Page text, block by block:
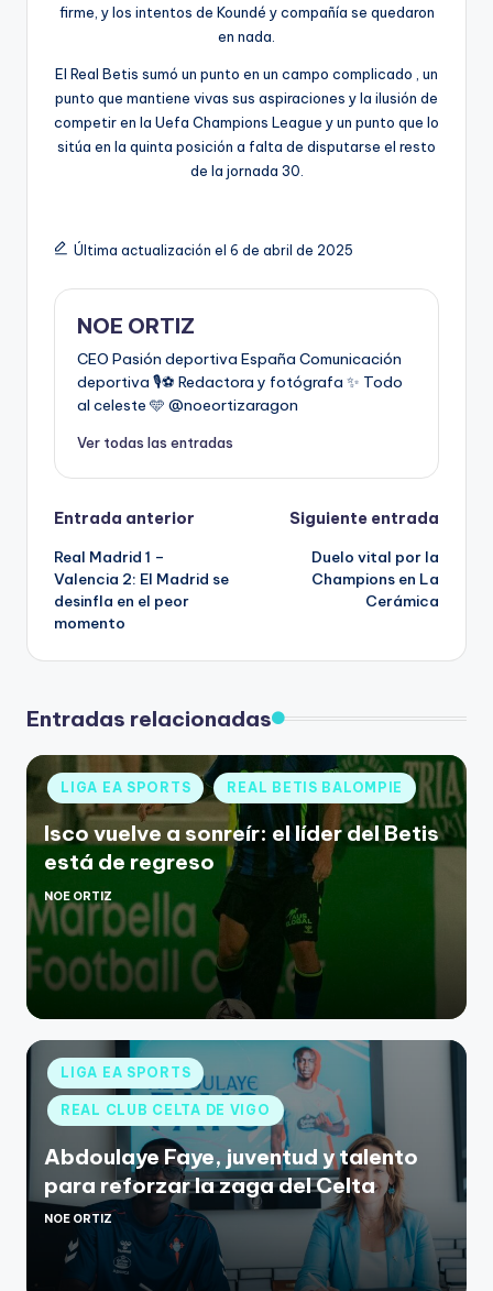
firme, y los intentos de Koundé y compañía se quedaron
en nada.
El Real Betis sumó un punto en un campo complicado , un
punto que mantiene vivas sus aspiraciones y la ilusión de
competir en la Uefa Champions League y un punto que lo
sitúa en la quinta posición a falta de disputarse el resto
de la jornada 30.
Última actualización el 6 de abril de 2025
NOE ORTIZ
CEO Pasión deportiva España Comunicación
deportiva 🎙️⚽️ Redactora y fotógrafa ✨ Todo
al celeste 🩵 @noeortizaragon
Ver todas las entradas
Entrada anterior
Real Madrid 1 –
Valencia 2: El Madrid se
desinfla en el peor
momento
Siguiente entrada
Duelo vital por la
Champions en La
Cerámica
Entradas relacionadas
LIGA EA SPORTS REAL BETIS BALOMPIE
Isco vuelve a sonreír: el líder del Betis
está de regreso
NOE ORTIZ
LIGA EA SPORTS
REAL CLUB CELTA DE VIGO
Abdoulaye Faye, juventud y talento
para reforzar la zaga del Celta
NOE ORTIZ